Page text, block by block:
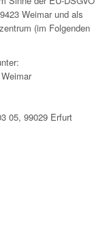
Weimar und als
(im Folgenden
05, 99029 Erfurt